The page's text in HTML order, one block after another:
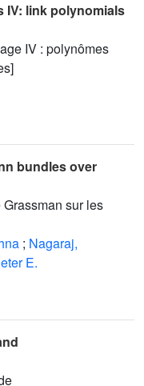
IV: link polynomials
IV : polynômes
bundles over
sur les
; Nagaraj,
E.